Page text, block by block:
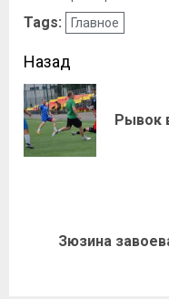
Tags: Главное
Назад
Рывок
Зюзина